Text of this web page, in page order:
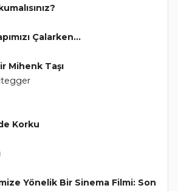
Çalarken...
Mihenk Taşı
Korku
Yönelik Bir Sinema Filmi: Son